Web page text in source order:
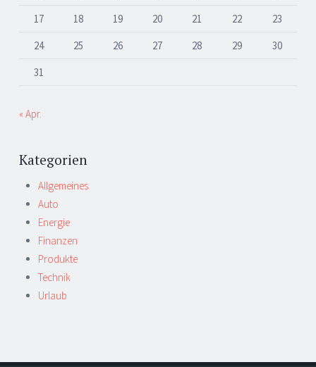
17
18 19 20 21 22
23
24
25 26 27 28 29
30
31
« Apr.
Kategorien
Allgemeines
Auto
Energie
Finanzen
Produkte
Technik
Urlaub